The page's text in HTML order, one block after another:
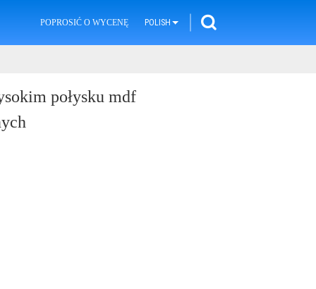
POPROSIĆ O WYCENĘ POLISH
połysku mdf